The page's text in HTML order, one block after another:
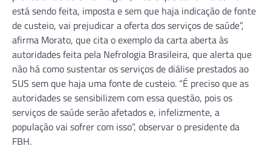
está sendo feita, imposta e sem que haja indicação de fonte
de custeio, vai prejudicar a oferta dos serviços de saúde”,
afirma Morato, que cita o exemplo da carta aberta às
autoridades feita pela Nefrologia Brasileira, que alerta que
não há como sustentar os serviços de diálise prestados ao
SUS sem que haja uma fonte de custeio. “É preciso que as
autoridades se sensibilizem com essa questão, pois os
serviços de saúde serão afetados e, infelizmente, a
população vai sofrer com isso”, observar o presidente da
FBH.